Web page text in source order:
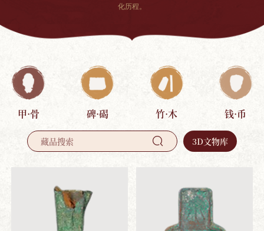
化历程 。
甲·骨 碑·碣 竹·木 钱·币
 3D文物库